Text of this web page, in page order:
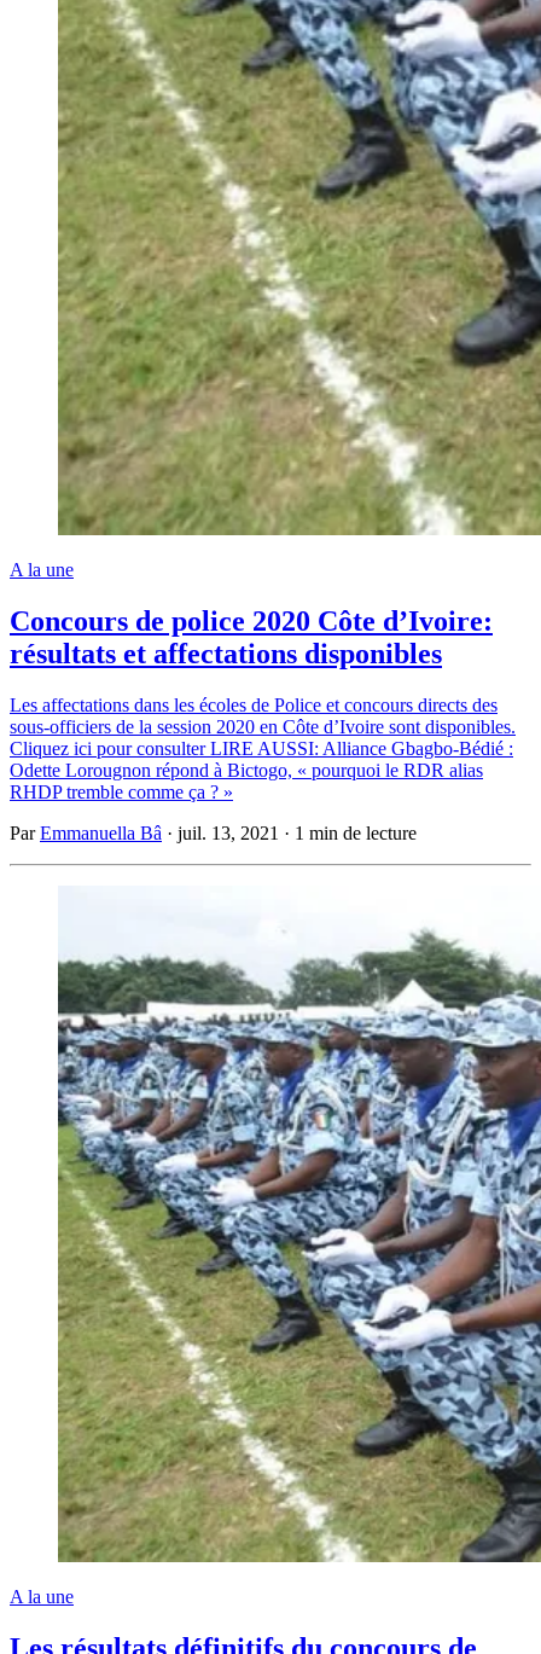
A la une
Concours de police 2020 Côte d’Ivoire:
résultats et affectations disponibles
Les affectations dans les écoles de Police et concours directs des
sous-officiers de la session 2020 en Côte d’Ivoire sont disponibles.
Cliquez ici pour consulter LIRE AUSSI: Alliance Gbagbo-Bédié :
Odette Lorougnon répond à Bictogo, « pourquoi le RDR alias
RHDP tremble comme ça ? »
ParEmmanuella Bâ · juil. 13, 2021 · 1 min de lecture
A la une
Les résultats définitifs du concours de